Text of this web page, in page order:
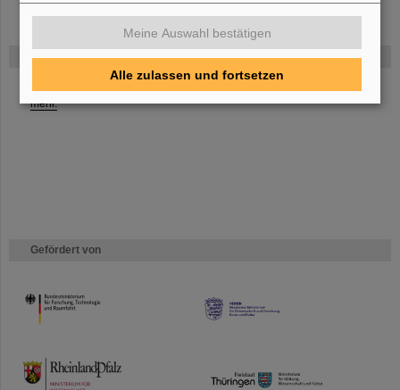
FAIR
mehr.
Gefördert von
HMWK
TMWWDG
Meine Auswahl bestätigen
Alle zulassen und fortsetzen